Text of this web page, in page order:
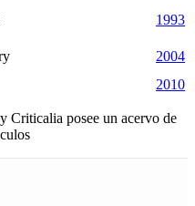
1993
2004
2010
Criticalia posee un acervo de